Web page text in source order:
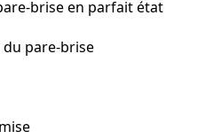
brise en parfait état
pare-brise